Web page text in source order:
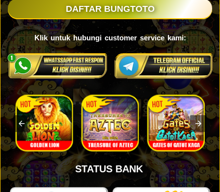
DAFTAR BUNGTOTO
Klik untuk hubungi customer service kami:
STATUS BANK